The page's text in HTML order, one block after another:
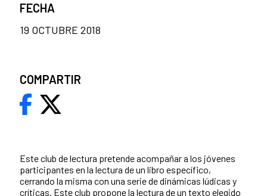
Este club de lectura pretende acompañar a los jóvenes
participantes en la lectura de un libro específico,
cerrando la misma con una serie de dinámicas lúdicas y
críticas. Este club propone la lectura de un texto elegido
FECHA
19 OCTUBRE 2018
COMPARTIR